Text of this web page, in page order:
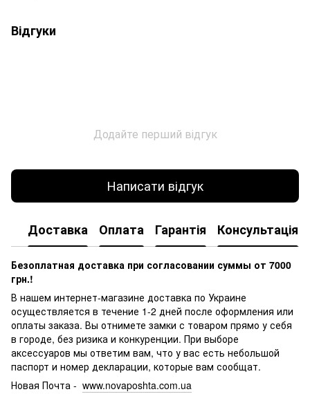
Відгуки
Додайте перший відгук
Написати відгук
Доставка Оплата Гарантія Консультація
Безоплатная доставка при согласовании суммы от 7000
грн.!
В нашем интернет-магазине доставка по Украине
осуществляется в течение 1-2 дней после оформления или
оплаты заказа. Вы отнимете замки с товаром прямо у себя
в городе, без ризика и конкуренции. При выборе
аксессуаров мы ответим вам, что у вас есть небольшой
паспорт и номер декларации, которые вам сообщат.
Новая Почта - www.novaposhta.com.ua